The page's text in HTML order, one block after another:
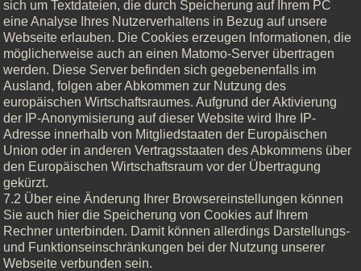
sich um Textdateien, die durch Speicherung auf Ihrem PC
eine Analyse Ihres Nutzerverhaltens in Bezug auf unsere
Webseite erlauben. Die Cookies erzeugen Informationen, die
möglicherweise auch an einen Matomo-Server übertragen
werden. Diese Server befinden sich gegebenenfalls im
Ausland, folgen aber Abkommen zur Nutzung des
europäischen Wirtschaftsraumes. Aufgrund der Aktivierung
der IP-Anonymisierung auf dieser Website wird Ihre IP-
Adresse innerhalb von Mitgliedstaaten der Europäischen
Union oder in anderen Vertragsstaaten des Abkommens über
den Europäischen Wirtschaftsraum vor der Übertragung
gekürzt.
7.2 Über eine Änderung Ihrer Browsereinstellungen können
Sie auch hier die Speicherung von Cookies auf Ihrem
Rechner unterbinden. Damit können allerdings Darstellungs-
und Funktionseinschränkungen bei der Nutzung unserer
Webseite verbunden sein.